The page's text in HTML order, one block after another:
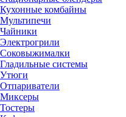
Кухонные комбайны
Мультипечи
Чайники
Электрогрили
Соковыжималки
Гладильные системы
Утюги
Отпариватели
Миксеры
Тостеры